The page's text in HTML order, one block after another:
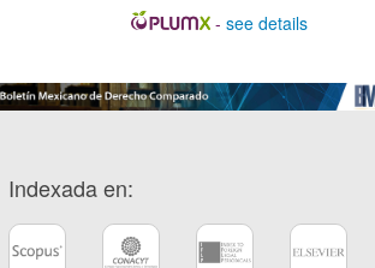
- see details
Indexada en: